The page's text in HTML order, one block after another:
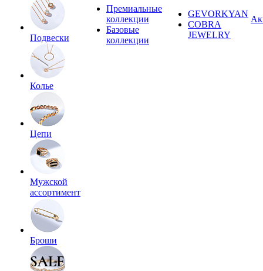
Подвески
Колье
Цепи
Мужской
ассортимент
Броши
Премиальные
коллекции
Базовые
коллекции
GEVORKYAN
COBRA
JEWELRY